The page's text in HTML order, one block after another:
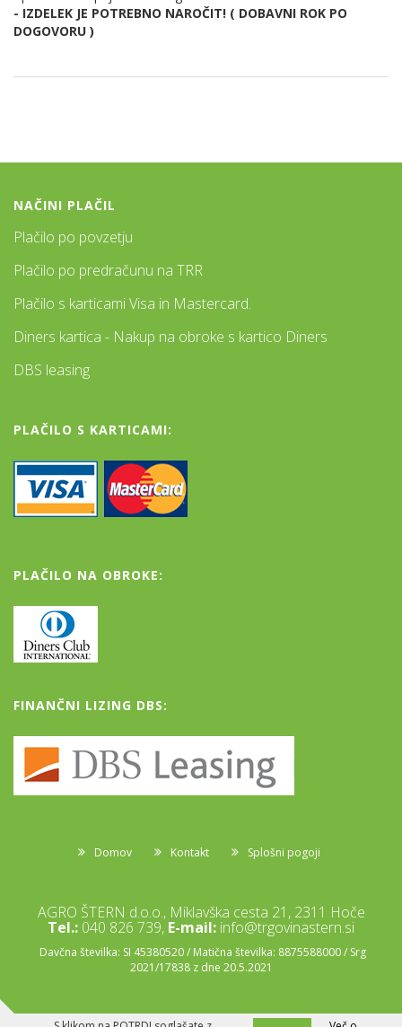
- IZDELEK JE POTREBNO NAROČIT! ( DOBAVNI ROK PO
DOGOVORU )
NAČINI PLAČIL
Plačilo po povzetju
Plačilo po predračunu na TRR
Plačilo s karticami Visa in Mastercard.
Diners kartica - Nakup na obroke s kartico Diners
DBS leasing
PLAČILO S KARTICAMI:
PLAČILO NA OBROKE:
FINANČNI LIZING DBS:
Domov Kontakt Splošni pogoji
AGRO ŠTERN d.o.o., Miklavška cesta 21, 2311 Hoče
Tel.: 040 826 739, E-mail: info@trgovinastern.si
Davčna številka: SI 45380520 / Matična številka: 8875588000 / Srg
2021/17838 z dne 20.5.2021